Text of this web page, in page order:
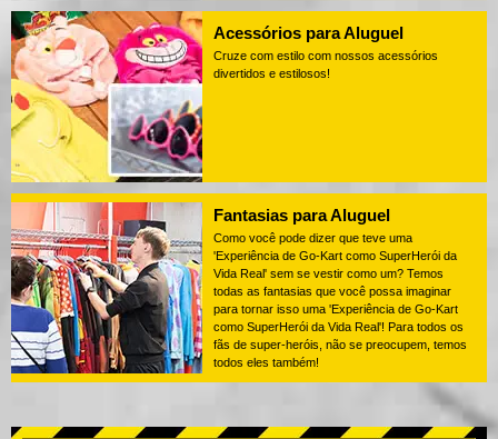
Acessórios para Aluguel
Cruze com estilo com nossos acessórios
divertidos e estilosos!
Fantasias para Aluguel
Como você pode dizer que teve uma
'Experiência de Go-Kart como SuperHerói da
Vida Real' sem se vestir como um? Temos
todas as fantasias que você possa imaginar
para tornar isso uma 'Experiência de Go-Kart
como SuperHerói da Vida Real'! Para todos os
fãs de super-heróis, não se preocupem, temos
todos eles também!